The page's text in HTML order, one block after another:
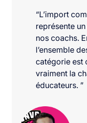
“L’import
représente
nos coachs.
l’ensemble
catégorie est
vraiment la
éducateurs. ”